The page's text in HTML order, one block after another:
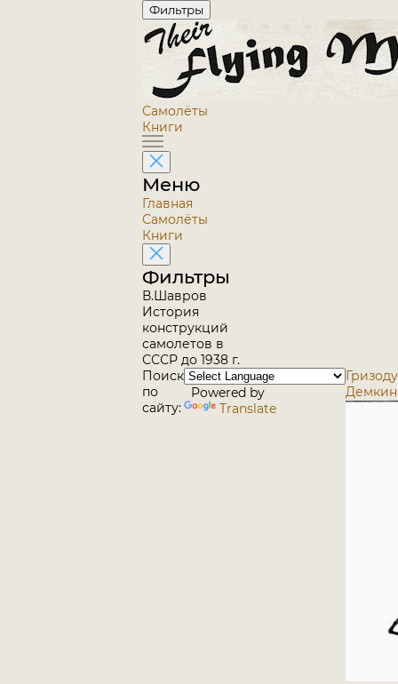
Фильтры
Самолёты
Книги
Меню
Главная
Самолёты
Книги
Фильтры
В.Шавров
История
конструкций
самолетов в
СССР до 1938 г.
Поиск
по
сайту:
Powered by
Translate
Демкин